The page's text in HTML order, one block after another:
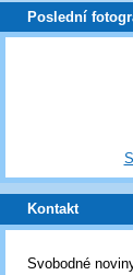
Poslední
Kontakt
Svobodné